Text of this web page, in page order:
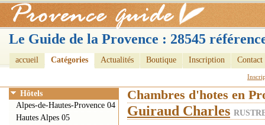
Le Guide de la Provence : 28545
accueil Catégories Actualités Boutique Inscription Contact
Chambres d'hotes en
Guiraud Charles
Hôtels
Alpes-de-Hautes-Provence 04
Hautes Alpes 05